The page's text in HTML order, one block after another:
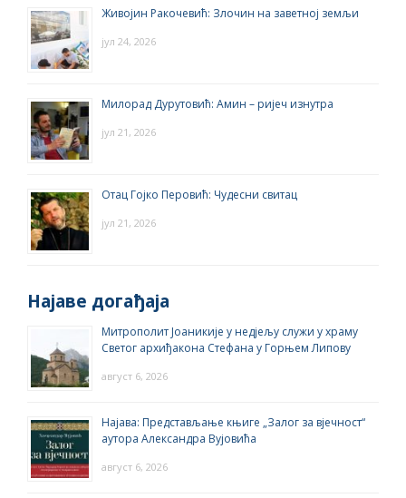
Живојин Ракочевић: Злочин на заветној земљи
јул 24, 2026
Милорад Дурутовић: Амин – ријеч изнутра
јул 21, 2026
Отац Гојко Перовић: Чудесни свитац
јул 21, 2026
Најаве догађаја
Митрополит Јоаникије у недјељу служи у храму
Светог архиђакона Стефана у Горњем Липову
август 6, 2026
Најава: Представљање књиге „Залог за вјечност“
аутора Александра Вујовића
август 6, 2026